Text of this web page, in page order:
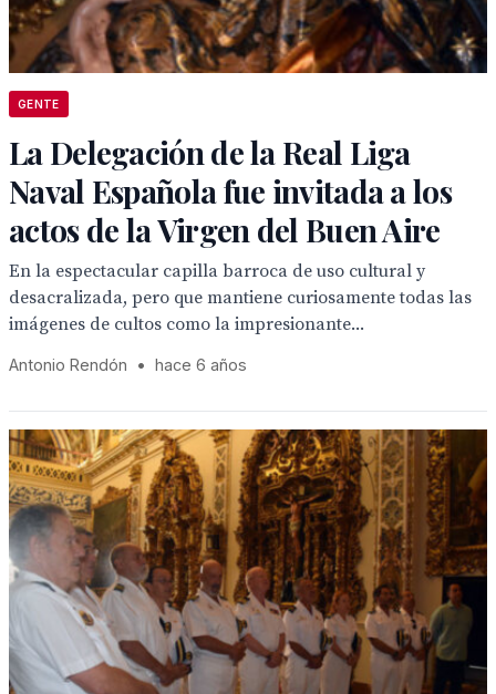
GENTE
La Delegación de la Real Liga
Naval Española fue invitada a los
actos de la Virgen del Buen Aire
En la espectacular capilla barroca de uso cultural y
desacralizada, pero que mantiene curiosamente todas las
imágenes de cultos como la impresionante...
Antonio Rendón • hace 6 años